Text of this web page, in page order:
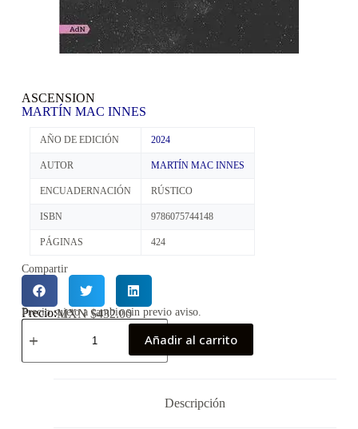
ASCENSION
MARTÍN MAC INNES
AÑO DE EDICIÓN 2024
AUTOR MARTÍN MAC INNES
ENCUADERNACIÓN RÚSTICO
ISBN 9786075744148
PÁGINAS 424
Compartir
Precio:MXN $432.00
Precio sujeto a cambio sin previo aviso.
Añadir al carrito
Descripción